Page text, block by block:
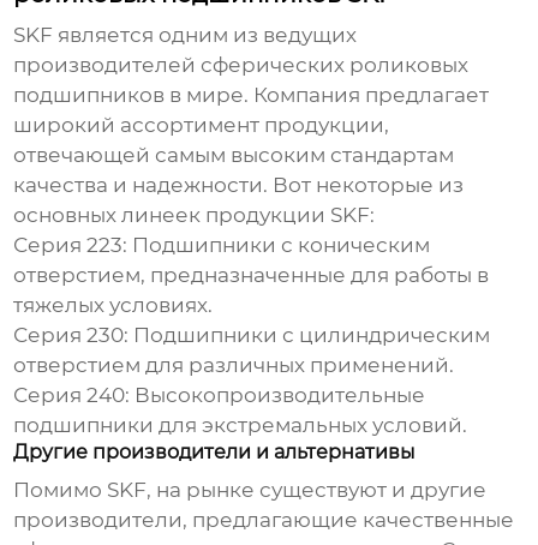
SKF является одним из ведущих
производителей сферических роликовых
подшипников в мире. Компания предлагает
широкий ассортимент продукции,
отвечающей самым высоким стандартам
качества и надежности. Вот некоторые из
основных линеек продукции SKF:
Серия 223: Подшипники с коническим
отверстием, предназначенные для работы в
тяжелых условиях.
Серия 230: Подшипники с цилиндрическим
отверстием для различных применений.
Серия 240: Высокопроизводительные
подшипники для экстремальных условий.
Другие производители и альтернативы
Помимо SKF, на рынке существуют и другие
производители, предлагающие качественные